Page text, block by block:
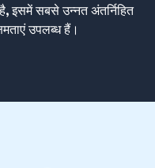
इसमें सबसे उन्नत अंतर्निहित
उपलब्ध हैं।